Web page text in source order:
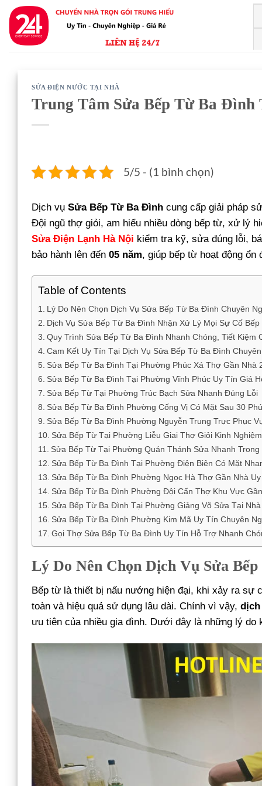
qua
nội
SỬA ĐIỆN NƯỚC TẠI NHÀ
Trung Tâm Sửa Bếp Từ Ba
5/5 - (1 bình chọn)
Dịch vụ Sửa Bếp Từ Ba Đình cung cấp giải pháp
Đội ngũ thợ giỏi, am hiểu nhiều dòng bếp từ, xử lý
Sửa Điện Lạnh Hà Nội kiểm tra kỹ, sửa đúng lỗi,
bảo hành lên đến 05 năm, giúp bếp từ hoạt động ổn
Table of Contents
Lý Do Nên Chọn Dịch Vụ Sửa Bếp Từ Ba Đình Chuyên
Dịch Vụ Sửa Bếp Từ Ba Đình Nhận Xử Lý Mọi Sự Cố
Quy Trình Sửa Bếp Từ Ba Đình Nhanh Chóng, Tiết Kiệm
Cam Kết Uy Tín Tại Dịch Vụ Sửa Bếp Từ Ba Đình
Sửa Bếp Từ Ba Đình Tại Phường Phúc Xá Thợ Gần Nhà
Sửa Bếp Từ Ba Đình Tại Phường Vĩnh Phúc Uy Tín Giá
Sửa Bếp Từ Tại Phường Trúc Bạch Sửa Nhanh Đúng Lỗi
Sửa Bếp Từ Ba Đình Phường Cống Vị Có Mặt Sau 30
Sửa Bếp Từ Ba Đình Phường Nguyễn Trung Trực Phục
Sửa Bếp Từ Tại Phường Liễu Giai Thợ Giỏi Kinh Nghiệm
Sửa Bếp Từ Tại Phường Quán Thánh Sửa Nhanh Trong
Sửa Bếp Từ Ba Đình Tại Phường Điện Biên Có Mặt
Sửa Bếp Từ Ba Đình Phường Ngọc Hà Thợ Gần Nhà
Sửa Bếp Từ Ba Đình Phường Đội Cấn Thợ Khu Vực
Sửa Bếp Từ Ba Đình Tại Phường Giảng Võ Sửa Tại Nhà
Sửa Bếp Từ Ba Đình Phường Kim Mã Uy Tín Chuyên
Gọi Thợ Sửa Bếp Từ Ba Đình Uy Tín Hỗ Trợ Nhanh
Lý Do Nên Chọn Dịch Vụ Sửa
Bếp từ là thiết bị nấu nướng hiện đại, khi xảy ra
toàn và hiệu quả sử dụng lâu dài. Chính vì vậy,
ưu tiên của nhiều gia đình. Dưới đây là những lý